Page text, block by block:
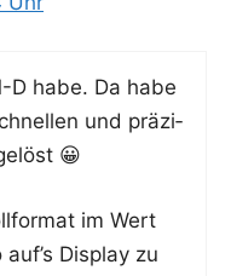
D habe. Da habe
und prä­zi­
😀
im Wert
Dis­play zu